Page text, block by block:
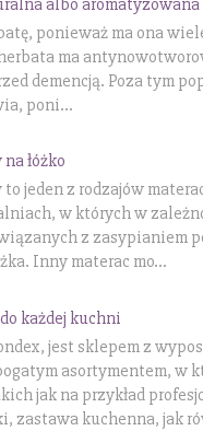
ponieważ ma ona
ma
demencją. Poza tym
poni...
łóżko
jeden z rodzajów
w których w
z zasypianiem
Inny materac mo...
każdej kuchni
jest sklepem z
asortymentem, w
jak na przykład
zastawa kuchenna, jak